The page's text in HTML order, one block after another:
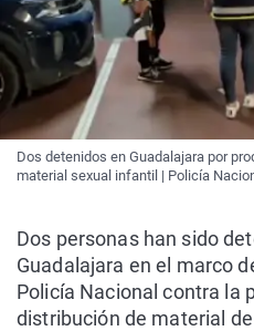
Dos detenidos en Guadalajara por
material sexual infantil | Policía
Dos personas han sido
Guadalajara en el marco
Policía Nacional contra la
distribución de material